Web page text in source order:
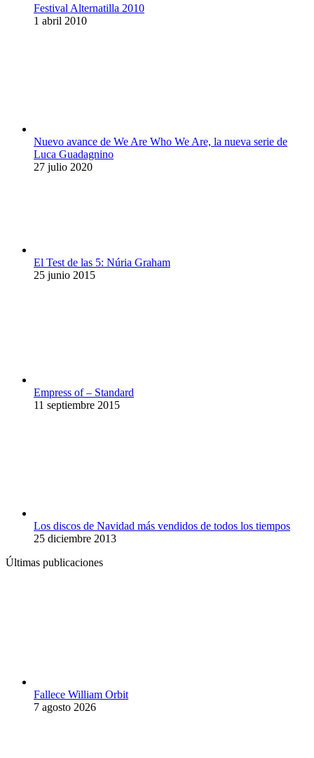
Festival Alternatilla 2010
1 abril 2010
Nuevo avance de We Are Who We Are, la nueva serie de
Luca Guadagnino
27 julio 2020
El Test de las 5: Núria Graham
25 junio 2015
Empress of – Standard
11 septiembre 2015
Los discos de Navidad más vendidos de todos los tiempos
25 diciembre 2013
Últimas publicaciones
Fallece William Orbit
7 agosto 2026